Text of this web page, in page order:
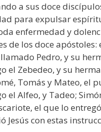
a sus doce
para expulsar
enfermedad y
de los doce apóstoles:
Pedro, y su
el Zebedeo, y su
Tomás y Mateo, el
el Alfeo, y Tadeo;
el que lo
Jesús con estas